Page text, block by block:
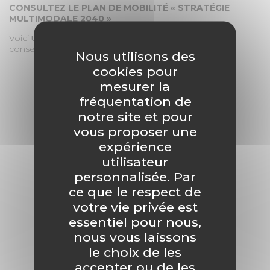
CONSULTEZ LE PLAN DE MOBILITÉ « STRATÉGIE
MULTIMODALE 2040 »
Voici une synthèse du plan de mobilité
conseil métropolitain le 28 janvier 2026 :
Nous utilisons des
cookies pour
mesurer la
fréquentation de
notre site et pour
vous proposer une
expérience
utilisateur
personnalisée. Par
ce que le respect de
votre vie privée est
essentiel pour nous,
nous vous laissons
le choix de les
accepter ou de les